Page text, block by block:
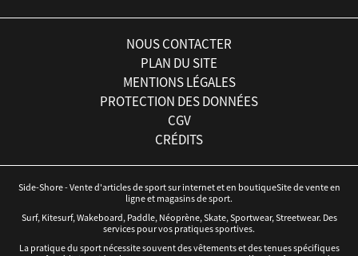
NOUS CONTACTER
PLAN DU SITE
MENTIONS LÉGALES
PROTECTION DES DONNÉES
CGV
CRÉDITS
Side-Shore - Vente d'articles de sport sur internet et en boutiqueSite de vente en
ligne et magasins de sport.
Surf, Kitesurf, Wakeboard, Paddle, Néoprène, Skate, Sportwear, Streetwear. Des
services pour vos pratiques sportives.
La pratique du sport nécessite souvent des vêtements et des tenues spécifiques